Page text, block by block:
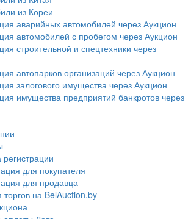
из Кореи
аварийных автомобилей через Аукцион
автомобилей с пробегом через Аукцион
строительной и спецтехники через
автопарков организаций через Аукцион
залогового имущества через Аукцион
имущества предприятий банкротов через
для покупателя
для продавца
на BelAuction.by